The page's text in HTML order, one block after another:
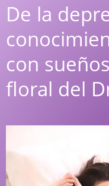
De la
con
floral del